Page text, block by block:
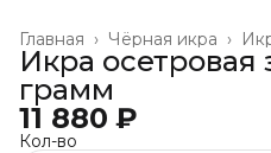
Чёрная икра ›
Главная ›
Икра осетровая
грамм
11 880 ₽
Кол-во